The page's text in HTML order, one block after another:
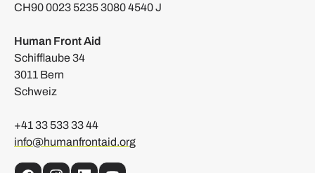
CH90 0023 5235 3080 4540 J
Human Front Aid
Schifflaube 34
3011 Bern
Schweiz
+41 33 533 33 44
info@humanfrontaid.org